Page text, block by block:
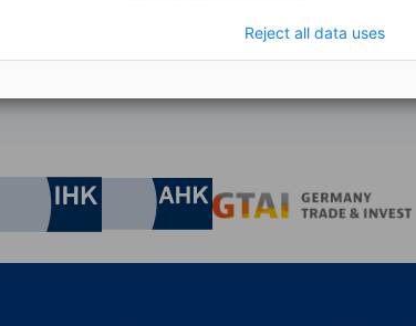
German Chamber of Commerce and Industry
Chamber of Commerce and Industry
AHK.de
Reject all data uses